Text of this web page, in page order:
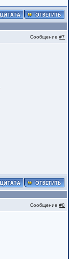
Сообщение#7
Сообщение#8